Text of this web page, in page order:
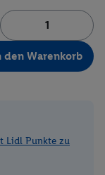
den Warenkorb
Lidl Punkte zu